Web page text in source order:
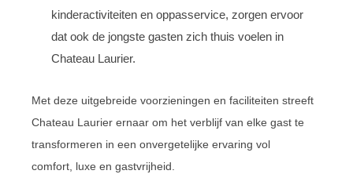
kinderactiviteiten en oppasservice, zorgen ervoor
dat ook de jongste gasten zich thuis voelen in
Chateau Laurier.
Met deze uitgebreide voorzieningen en faciliteiten streeft
Chateau Laurier ernaar om het verblijf van elke gast te
transformeren in een onvergetelijke ervaring vol
comfort, luxe en gastvrijheid.